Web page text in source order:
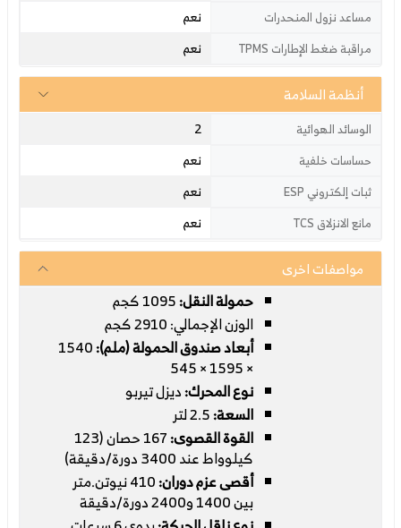
مساعد نزول المنحدرات نعم
مراقبة ضغط الإطارات TPMS نعم
أنظمة السلامة
الوسائد الهوائية 2
حساسات خلفية نعم
ثبات إلكتروني ESP نعم
مانع الانزلاق TCS نعم
مواصفات اخرى
حمولة النقل:1095 كجم
الوزن الإجمالي: 2910 كجم
أبعاد صندوق الحمولة (ملم):1540
× 1595 × 545
نوع المحرك:ديزل تيربو
السعة:2.5 لتر
القوة القصوى:
167 حصان (123
كيلوواط عند 3400 دورة/دقيقة)
أقصى عزم دوران:
410 نيوتن.متر
بين 1400 و2400 دورة/دقيقة